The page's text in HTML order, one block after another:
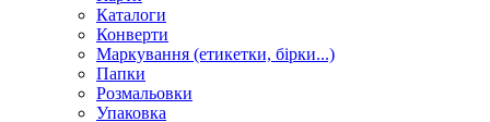
Каталоги
Конверти
Маркування (етикетки, бірки...)
Папки
Розмальовки
Упаковка